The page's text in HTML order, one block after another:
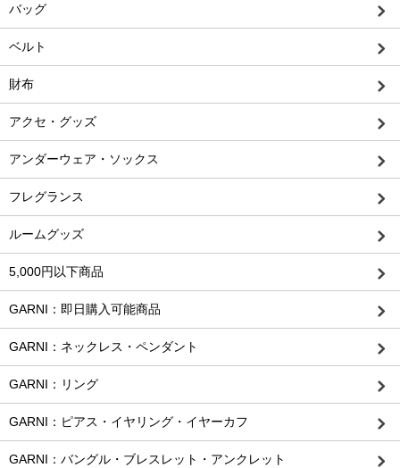
バッグ
ベルト
財布
アクセ・グッズ
アンダーウェア・ソックス
フレグランス
ルームグッズ
5,000円以下商品
GARNI：即日購入可能商品
GARNI：ネックレス・ペンダント
GARNI：リング
GARNI：ピアス・イヤリング・イヤーカフ
GARNI：バングル・ブレスレット・アンクレット